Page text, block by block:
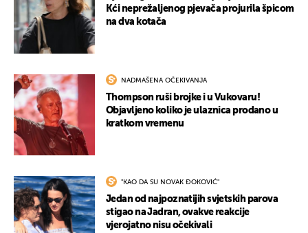
Kći neprežaljenog pjevača projurila špicom
na dva kotača
NADMAŠENA OČEKIVANJA
Thompson ruši brojke i u Vukovaru!
Objavljeno koliko je ulaznica prodano u
kratkom vremenu
"KAO DA SU NOVAK ĐOKOVIĆ"
Jedan od najpoznatijih svjetskih parova
stigao na Jadran, ovakve reakcije
vjerojatno nisu očekivali